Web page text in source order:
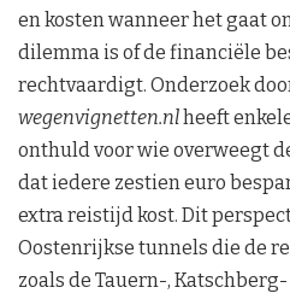
en kosten wanneer het gaat
dilemma is of de financiële
rechtvaardigt. Onderzoek
wegenvignetten.nlheeft
onthuld voor wie overweegt
dat iedere zestien euro
extra reistijd kost. Dit
Oostenrijkse tunnels die de
zoals de Tauern-,